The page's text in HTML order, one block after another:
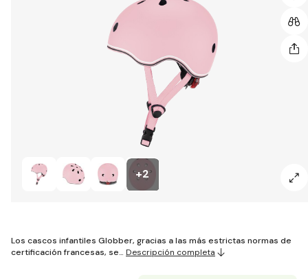
+2
Los cascos infantiles Globber, gracias a las más estrictas normas de
certificación francesas, se… Descripción completa